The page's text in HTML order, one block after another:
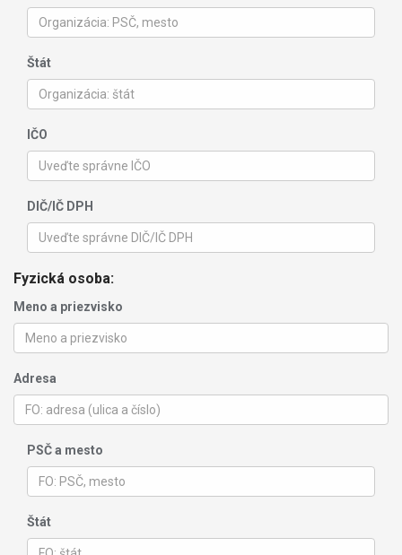
Štát
IČO
DIČ/IČ DPH
Fyzická osoba:
Meno a priezvisko
Adresa
PSČ a mesto
Štát